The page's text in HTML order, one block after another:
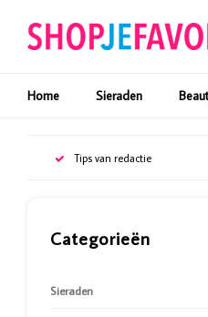
Home Sieraden
Tips van redactie
Categorieën
Sieraden